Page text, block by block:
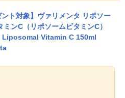
ント対象】ヴァリメンタ リポソー
ミンC（リポソームビタミンC）
Liposomal Vitamin C 150ml